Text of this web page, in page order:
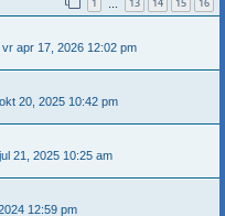
1 13 14 15 16
vr apr 17, 2026 12:02 pm
20, 2025 10:42 pm
21, 2025 10:25 am
12:59 pm